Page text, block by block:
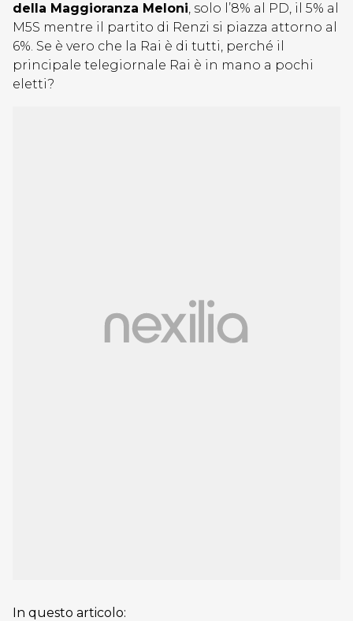
della Maggioranza Meloni, solo l’8% al PD, il 5% al
M5S mentre il partito di Renzi si piazza attorno al
6%. Se è vero che la Rai è di tutti, perché il
principale telegiornale Rai è in mano a pochi
eletti?
In questo articolo: